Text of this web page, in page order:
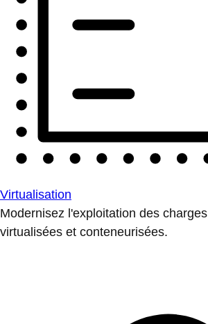
Virtualisation
Modernisez l'exploitation des
virtualisées et conteneurisées.